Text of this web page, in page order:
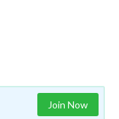
Join Now